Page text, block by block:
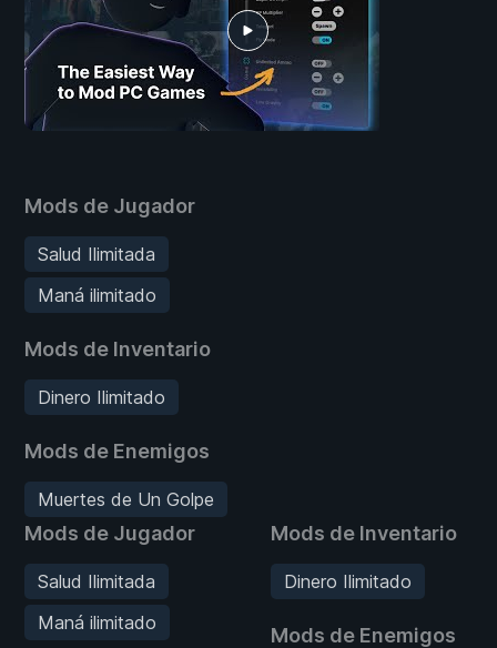
Mods de Jugador
Salud Ilimitada
Maná ilimitado
Mods de Inventario
Dinero Ilimitado
Mods de Enemigos
Muertes de Un Golpe
Mods de Jugador
Salud Ilimitada
Maná ilimitado
Mods de Inventario
Dinero Ilimitado
Mods de Enemigos